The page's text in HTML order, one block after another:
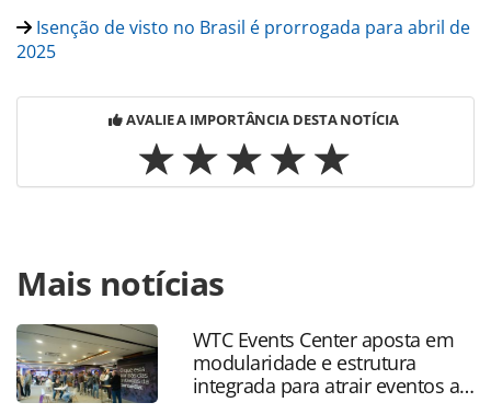
Isenção de visto no Brasil é prorrogada para abril de
2025
AVALIE A IMPORTÂNCIA DESTA NOTÍCIA
https://www.panrotas.com.br/mercado/economia-e-
politica/2024/04/para-fecomerciosp-isencao-de-visto-no-
brasil-deveria-ser-permanente_204701.html ou as
ferramentas oferecidas na página. Todo o conteúdo
produzido pela PANROTAS Editora é protegido pela
legislação brasileira sobre direito autoral. Não reproduza o
Mais notícias
WTC Events Center aposta em
modularidade e estrutura
integrada para atrair eventos a